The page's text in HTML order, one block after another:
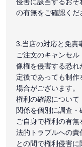
の有無をご確認くだ
3.当店の対応と免責
ご注文のキャンセ
像権を侵害する恐
定後であっても制
場合がございます。
権利の確認につい
関係を個別に調査
ご自身で権利の有無
法的トラブルへの
との間で権利侵害